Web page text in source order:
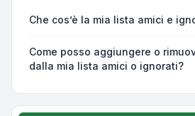
Che cos’è la mia lista amici e
Come posso aggiungere o
dalla mia lista amici o ignorati?